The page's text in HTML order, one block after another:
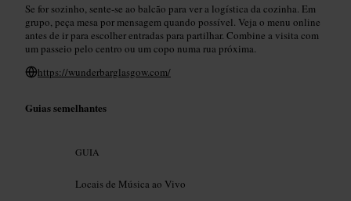
Se for sozinho, sente-se ao balcão para ver a logística da cozinha. Em
grupo, peça mesa por mensagem quando possível. Veja o menu online
antes de ir para escolher entradas para partilhar. Combine a visita com
um passeio pelo centro ou um copo numa rua próxima.
https://wunderbarglasgow.com/
Guias semelhantes
GUIA
Locais de Música ao Vivo